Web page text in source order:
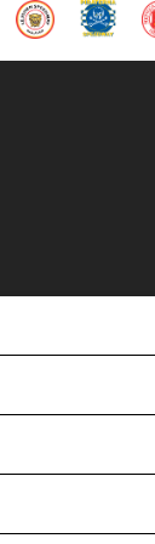
till sidfot